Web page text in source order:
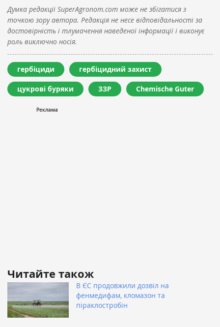
Думка редакції SuperAgronom.com може не збігатися з
точкою зору автора. Редакція не несе відповідальності за
достовірність і тлумачення наведеної інформації і виконує
роль виключно носія.
гербіциди гербіцидний захист
цукрові буряки ЗЗР Chemische Guter
Читайте також
В ЄС продовжили дозвіл на
фенмедифам, кломазон та
піраклостробін